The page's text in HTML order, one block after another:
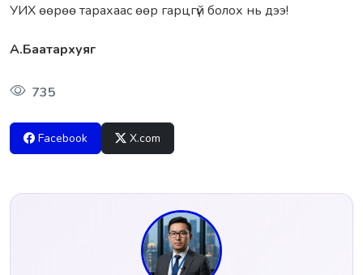
УИХ өөрөө тарахаас өөр гарцгүй болох нь дээ!
А.Баатархуяг
735
Facebook X.com